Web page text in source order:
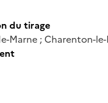
du tirage
Marne ; Charenton-